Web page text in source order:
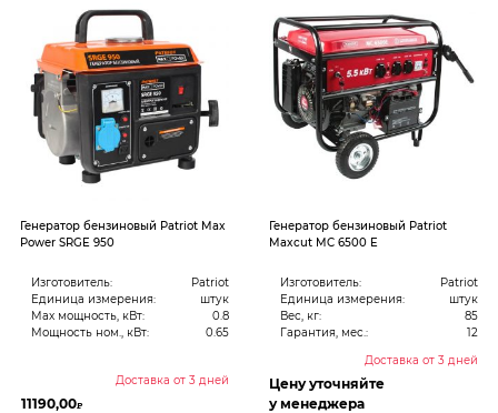
Генератор бензиновый Patriot Max
Power SRGE 950
Изготовитель:
Patriot
Единица измерения:
штук
Max мощность, кВт:
0.8
Мощность ном., кВт:
0.65
Доставка от 3 дней
11190,00₽
Генератор бензиновый Patriot
Maxcut MC 6500 E
Изготовитель:
Patriot
Единица измерения:
штук
Вес, кг:
85
Гарантия, мес.:
12
Доставка от 3 дней
Цену уточняйте
у менеджера